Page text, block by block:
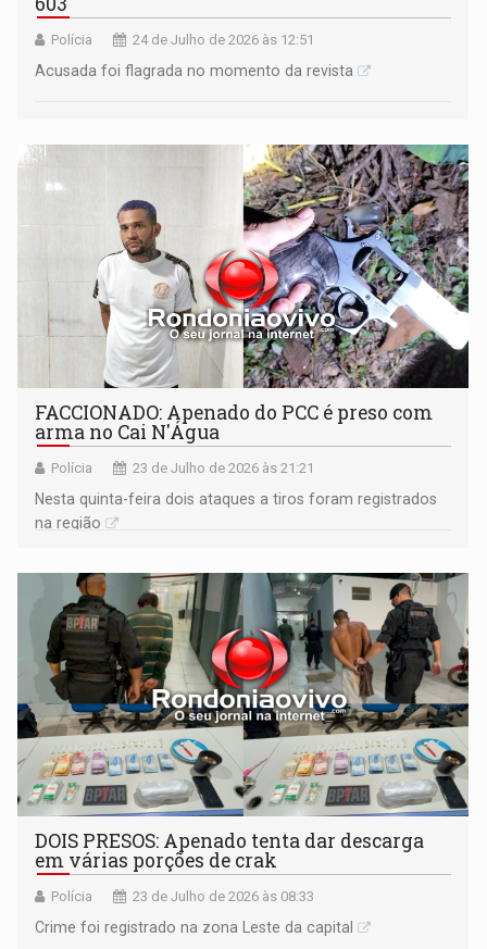
Polícia 24 de Julho de 2026 às 12:51
Acusada foi flagrada no momento da revista
FACCIONADO: Apenado do PCC é preso com
arma no Cai N'Água
Polícia 23 de Julho de 2026 às 21:21
Nesta quinta-feira dois ataques a tiros foram registrados
na região
DOIS PRESOS: Apenado tenta dar descarga
em várias porções de crak
Polícia 23 de Julho de 2026 às 08:33
Crime foi registrado na zona Leste da capital